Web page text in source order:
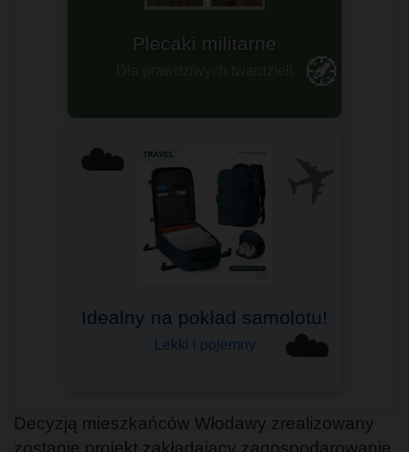
🧭
Plecaki militarne
☁️
☁️
Idealny na pokład samolotu!
Lekki i pojemny
Bagaż podręczny
Do Ryanair, Wizzair i innych
Decyzją mieszkańców Włodawy zrealizowany
zostanie projekt zakładający zagospodarowanie